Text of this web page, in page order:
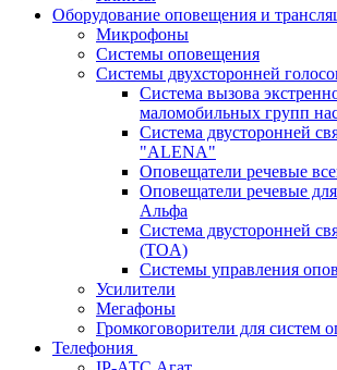
Оборудование оповещения и
Микрофоны
Системы оповещения
Системы двухсторонней
Система вызова
маломобильных групп
Система двусторонней
"ALENA"
Оповещатели речевые
Оповещатели речевые
Альфа
Система двусторонней
(TOA)
Системы управления
Усилители
Мегафоны
Громкоговорители для систем
Телефония